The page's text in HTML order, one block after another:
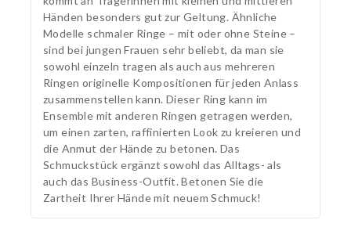
Händen besonders gut zur Geltung. Ähnliche
Modelle schmaler Ringe – mit oder ohne Steine –
sind bei jungen Frauen sehr beliebt, da man sie
sowohl einzeln tragen als auch aus mehreren
Ringen originelle Kompositionen für jeden Anlass
zusammenstellen kann. Dieser Ring kann im
Ensemble mit anderen Ringen getragen werden,
um einen zarten, raffinierten Look zu kreieren und
die Anmut der Hände zu betonen. Das
Schmuckstück ergänzt sowohl das Alltags- als
auch das Business-Outfit. Betonen Sie die
Zartheit Ihrer Hände mit neuem Schmuck!